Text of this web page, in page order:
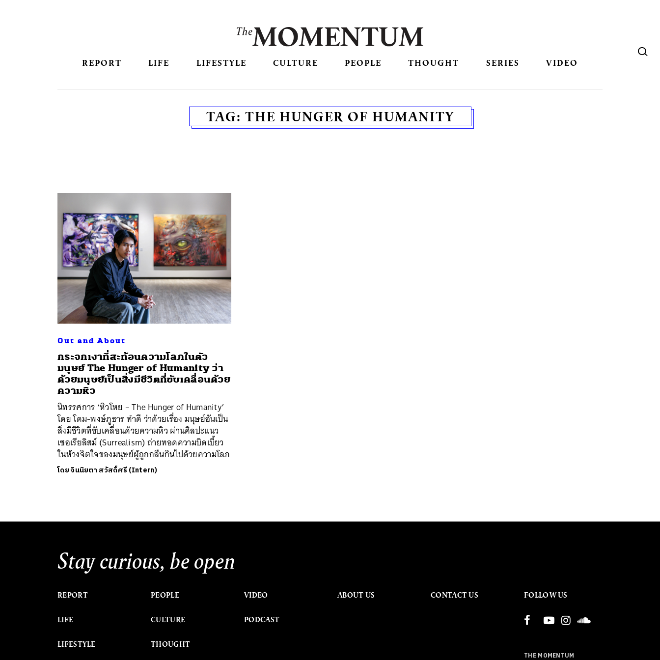
REPORT LIFE LIFESTYLE CULTURE PEOPLE THOUGHT SERIES VIDEO
TAG: THE HUNGER OF HUMANITY
Out and About
กระจกเงาที่สะท้อนความโลภในตัว
มนุษย์ The Hunger of Humanity ว่า
ด้วยมนุษย์เป็นสิ่งมีชีวิตที่ขับเคลื่อนด้วย
ความหิว
นิทรรศการ ‘หิวโหย – The Hunger of Humanity’
โดย โดม-พงษ์ภูธาร ทำดี ว่าด้วยเรื่อง มนุษย์อันเป็น
สิ่งมีชีวิตที่ขับเคลื่อนด้วยความหิว ผ่านศิลปะแนว
เซอเรียลิสม์ (Surrealism) ถ่ายทอดความบิดเบี้ยว
ในห้วงจิตใจของมนุษย์ผู้ถูกกลืนกินไปด้วยความโลภ
โดยจินนิยตา สวัสดิ์ศรี (Intern)
Stay curious, be open
REPORT
LIFE
LIFESTYLE
PEOPLE
CULTURE
THOUGHT
VIDEO
PODCAST
ABOUT US CONTACT US FOLLOW US
THE MOMENTUM
ค้นหา